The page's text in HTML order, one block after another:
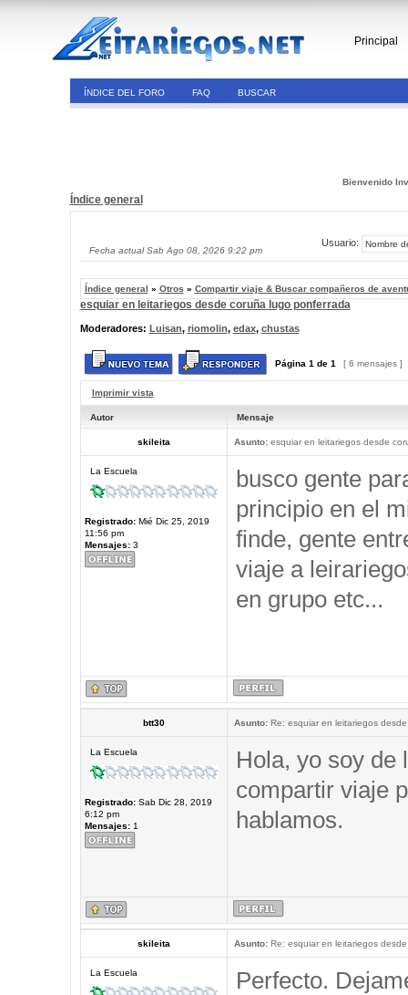
Principal
ÍNDICE DEL FORO FAQ BUSCAR
Bienvenido
Índice general
Fecha actual Sab Ago 08, 2026 9:22 pm
Usuario:
Índice general » Otros » Compartir viaje & Buscar compañeros de
esquiar en leitariegos desde coruña lugo ponferrada
Moderadores: Luisan, riomolin, edax, chustas
Página 1 de 1 [ 6 mensajes ]
Imprimir vista
Autor Mensaje
skileita Asunto:esquiar en leitariegos desde
La Escuela
Registrado:Mié Dic 25, 2019
11:56 pm
Mensajes:3
busco gente
principio en el
finde, gente
viaje a
en grupo etc...
btt30 Asunto:Re: esquiar en leitariegos
La Escuela
Registrado:Sab Dic 28, 2019
6:12 pm
Mensajes:1
Hola, yo soy de
compartir viaje
hablamos.
skileita Asunto:Re: esquiar en leitariegos
La Escuela
Perfecto.